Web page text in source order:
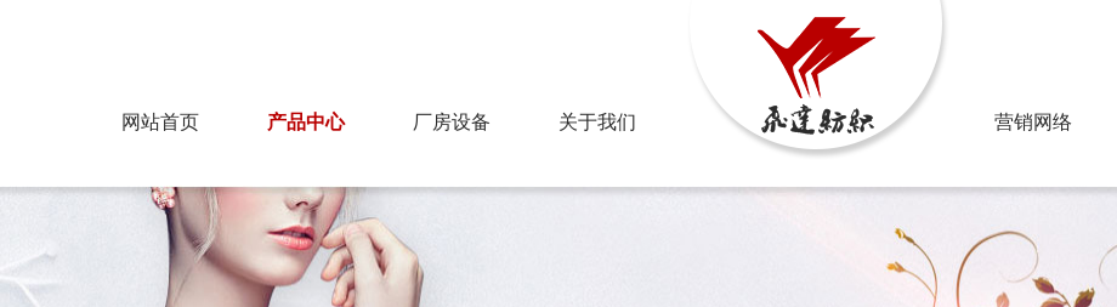
网站首页 产品中心 厂房设备 关于我们 营销网络